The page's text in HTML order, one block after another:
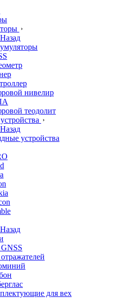
Назад
нивелир
теодолит
Назад
устройства
Назад
для вех